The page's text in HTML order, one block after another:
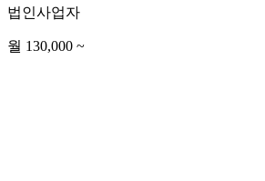
법인사업자
월 130,000 ~